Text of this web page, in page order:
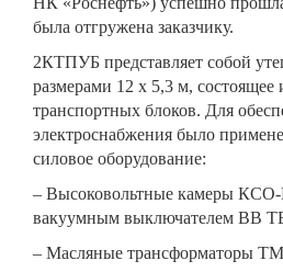
была отгружена заказчику.
2КТПУБ представляет собой
размерами 12 х 5,3 м, состоящее
транспортных блоков. Для
электроснабжения было
силовое оборудование:
– Высоковольтные камеры
вакуумным выключателем BB
– Масляные трансформаторы